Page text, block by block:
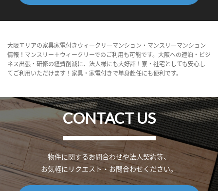
大阪エリアの家具家電付きウィークリーマンション・マンスリーマンション
情報！マンスリー＋ウィークリーでのご利用も可能です。大阪への連泊・ビジ
ネス出張・研修の経費削減に、法人様にも大好評！寮・社宅としても安心し
てご利用いただけます！家具・家電付きで単身赴任にも便利です。
CONTACT US
物件に関するお問合わせや法人契約等、
お気軽にリクエスト・お問合わせください。